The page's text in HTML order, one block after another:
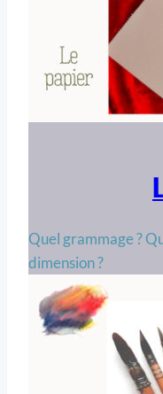
Quel grammage ?
dimension ?